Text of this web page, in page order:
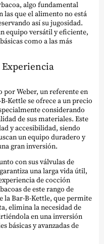
algo fundamental
las que el alimento no está
así su jugosidad.
equipo versátil y eficiente,
como a las más
Experiencia
por Weber, un referente en
Kettle se ofrece a un precio
considerando
de sus materiales. Este
y accesibilidad, siendo
un equipo duradero y
gran inversión.
con sus válvulas de
una larga vida útil,
de cocción
de este rango de
la Bar-B-Kettle, que permite
elimina la necesidad de
en una inversión
básicas y avanzadas de